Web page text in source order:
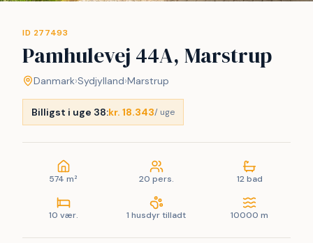
ID 277493
Pamhulevej 44A, Marstrup
Danmark›Sydjylland›Marstrup
Billigst i uge 38:kr. 18.343/ uge
574 m² 20 pers. 12 bad
10 vær. 1 husdyr tilladt 10000 m